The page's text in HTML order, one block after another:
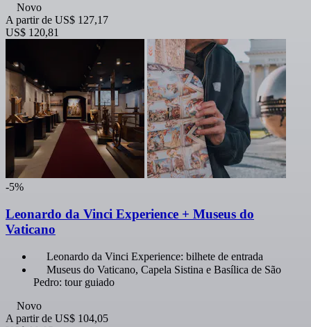
Novo
A partir de US$ 127,17
US$ 120,81
-5%
Leonardo da Vinci Experience + Museus do
Vaticano
Leonardo da Vinci Experience: bilhete de entrada
Museus do Vaticano, Capela Sistina e Basílica de São
Pedro: tour guiado
Novo
A partir de US$ 104,05